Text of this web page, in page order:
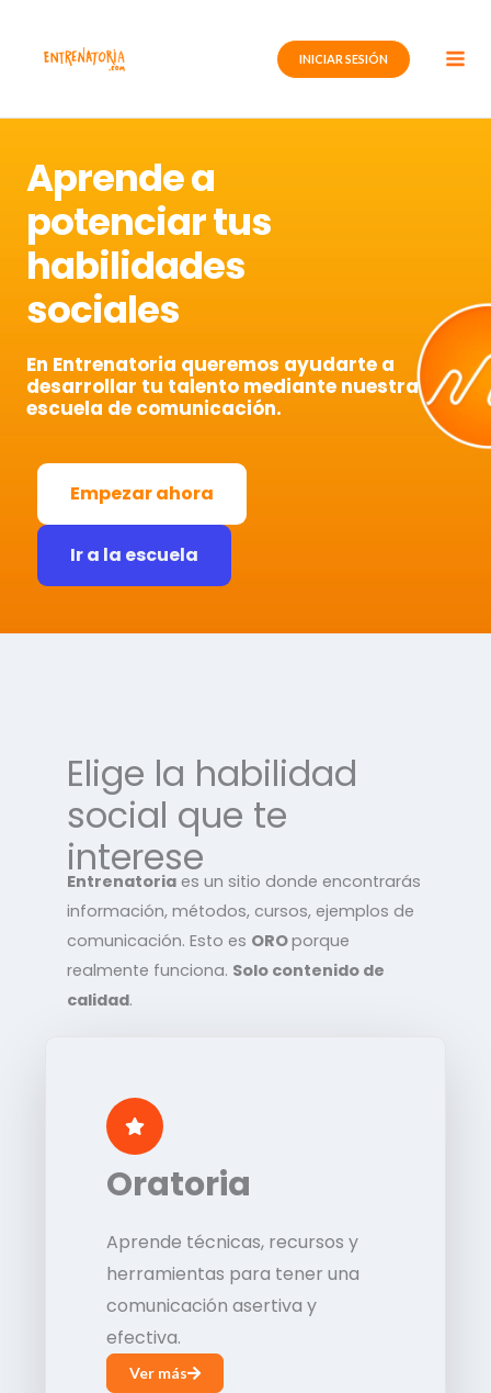
contenido
INICIAR SESIÓN
Aprende a
potenciar tus
habilidades
sociales
En Entrenatoria queremos ayudarte a
desarrollar tu talento mediante nuestra
escuela de comunicación.
Empezar ahora
Ir a la escuela
Elige la habilidad
social que te
interese
Entrenatoria es un sitio donde encontrarás
información, métodos, cursos, ejemplos de
comunicación. Esto es OROporque
realmente funciona. Solo contenido de
calidad.
Oratoria
Aprende técnicas, recursos y
herramientas para tener una
comunicación asertiva y
efectiva.
Ver más